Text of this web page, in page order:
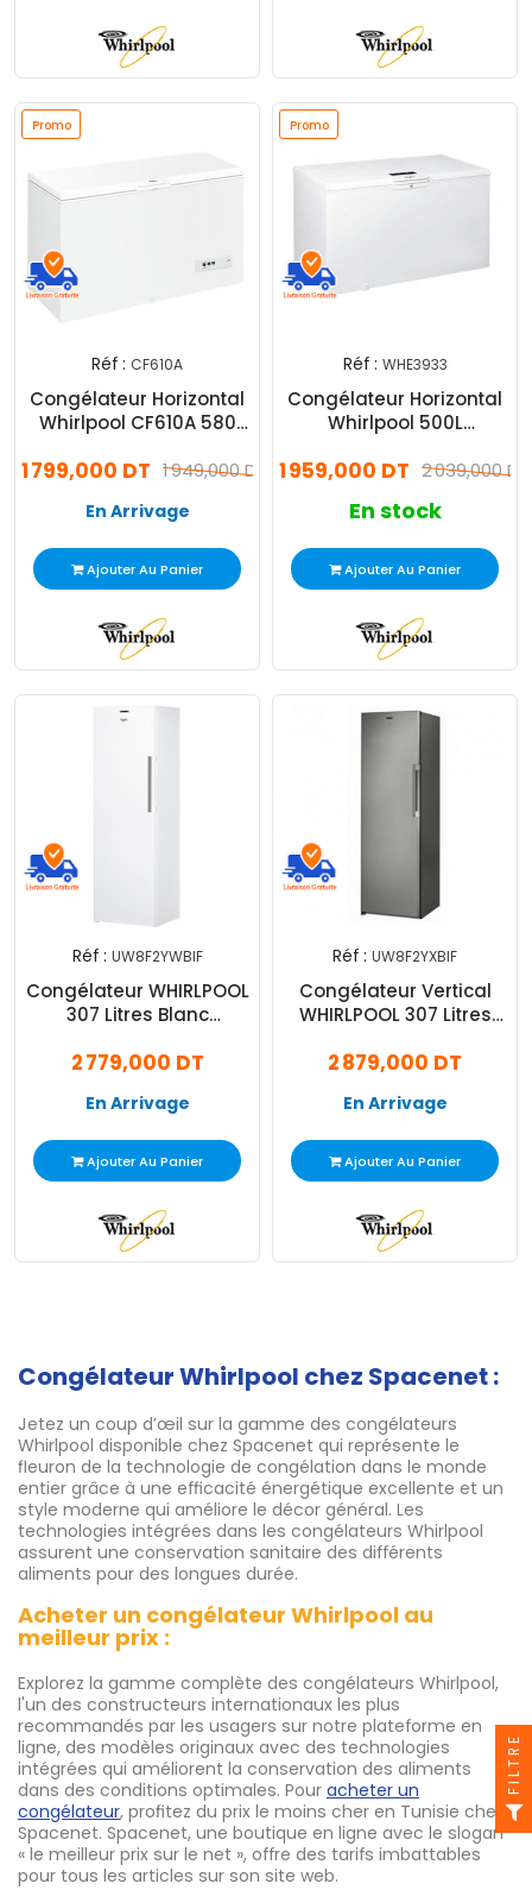
Promo
Réf : CF610A
Congélateur Horizontal
Whirlpool CF610A 580
1 949,000 DT
1 799,000 DT
En Arrivage
Ajouter Au Panier
Promo
Réf : WHE3933
Congélateur Horizontal
Whirlpool 500L
2 039,000 DT
1 959,000 DT
En stock
Ajouter Au Panier
Réf : UW8F2YWBIF
Congélateur WHIRLPOOL
307 Litres Blanc
2 779,000 DT
En Arrivage
Ajouter Au Panier
Réf : UW8F2YXBIF
Congélateur Vertical
WHIRLPOOL 307 Litres
2 879,000 DT
En Arrivage
Ajouter Au Panier
Congélateur Whirlpool chez Spacenet :
Jetez un coup d’œil sur la gamme des congélateurs
Whirlpool disponible chez Spacenet qui représente le
fleuron de la technologie de congélation dans le monde
entier grâce à une efficacité énergétique excellente et un
style moderne qui améliore le décor général. Les
technologies intégrées dans les congélateurs Whirlpool
assurent une conservation sanitaire des différents
aliments pour des longues durée.
Acheter un congélateur Whirlpool au
meilleur prix :
Explorez la gamme complète des congélateurs Whirlpool,
l'un des constructeurs internationaux les plus
recommandés par les usagers sur notre plateforme en
ligne, des modèles originaux avec des technologies
intégrées qui améliorent la conservation des aliments
dans des conditions optimales. Pour acheter un
congélateur, profitez du prix le moins cher en Tunisie chez
Spacenet. Spacenet, une boutique en ligne avec le slogan
« le meilleur prix sur le net », offre des tarifs imbattables
pour tous les articles sur son site web.
FILTRE